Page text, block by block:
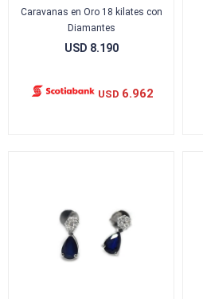
Caravanas en Oro 18 kilates con
Diamantes
USD 8.190
USD 6.962